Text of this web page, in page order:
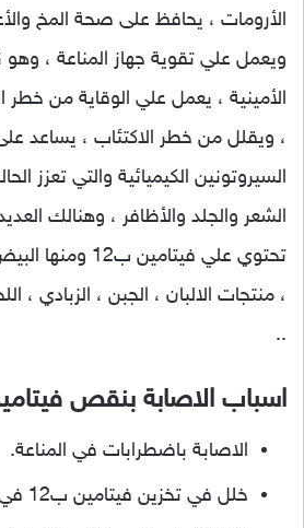
الأرومات ، يحافظ على صحة المخ
ويعمل علي تقوية جهاز المناعة ،
الأمينية ، يعمل علي الوقاية من خطر
، ويقلل من خطر الاكتئاب ، يساعد
السيروتونين الكيميائية والتي تعزز
الشعر والجلد والأظافر ، وهنالك
تحتوي علي
، منتجات الالبان ، الجبن ، الزبادي ،
..
اسباب الاصابة بنقص
الاصابة باضطرابات في المناعة.
خلل في تخزين فيتامين ب12 في الجسم.